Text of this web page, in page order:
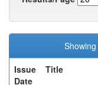
Issue
Date
Title